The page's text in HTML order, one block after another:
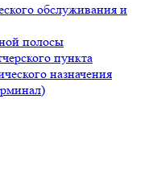
обслуживания и
полосы
пункта
назначения